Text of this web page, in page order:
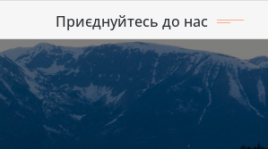
Приєднуйтесь до нас